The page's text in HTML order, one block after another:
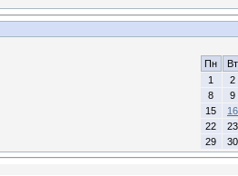
Пн
Вт
1
2
8
9
15
16
22
23
29
30